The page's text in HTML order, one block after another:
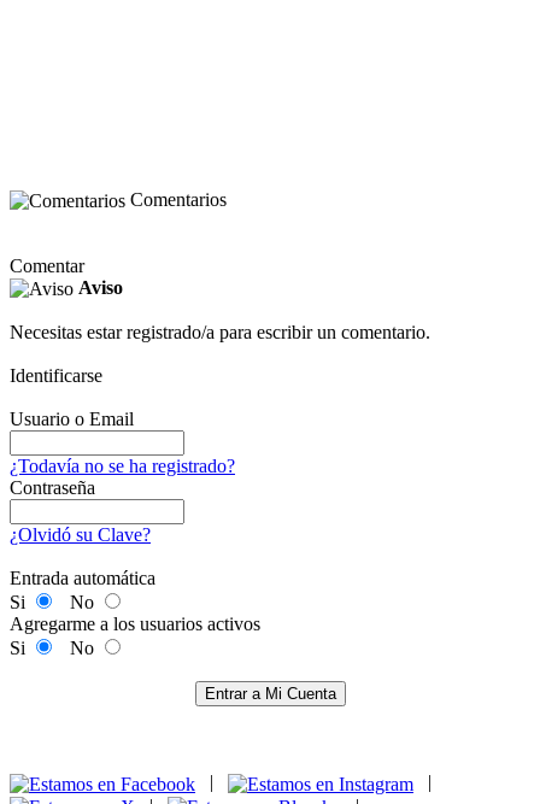
Comentarios
Comentar
Aviso
Necesitas estar registrado/a para escribir un comentario.
Identificarse
Usuario o Email
¿Todavía no se ha registrado?
Contraseña
¿Olvidó su Clave?
Entrada automática
Si
No
Agregarme a los usuarios activos
Si
No
Entrar a Mi Cuenta
|
|